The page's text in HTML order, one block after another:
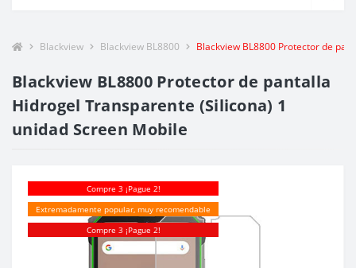
Blackview Blackview BL8800 Blackview BL8800 Protector de
Blackview BL8800 Protector de pantalla
Hidrogel Transparente (Silicona) 1
unidad Screen Mobile
Compre 3 ¡Pague 2!
Extremadamente popular, muy recomendable
Compre 3 ¡Pague 2!